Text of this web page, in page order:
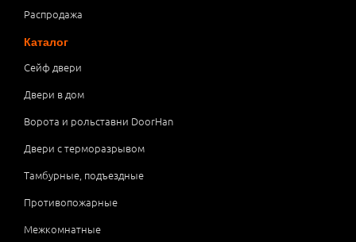
Распродажа
Каталог
Сейф двери
Двери в дом
Ворота и рольставни DoorHan
Двери с терморазрывом
Тамбурные, подъездные
Противопожарные
Межкомнатные